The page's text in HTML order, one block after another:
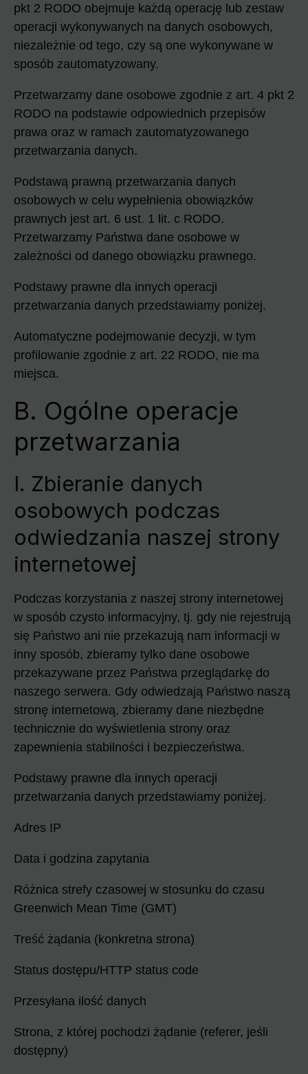
pkt 2 RODO obejmuje każdą operację lub zestaw
operacji wykonywanych na danych osobowych,
niezależnie od tego, czy są one wykonywane w
sposób zautomatyzowany.
Przetwarzamy dane osobowe zgodnie z art. 4 pkt 2
RODO na podstawie odpowiednich przepisów
prawa oraz w ramach zautomatyzowanego
przetwarzania danych.
Podstawą prawną przetwarzania danych
osobowych w celu wypełnienia obowiązków
prawnych jest art. 6 ust. 1 lit. c RODO.
Przetwarzamy Państwa dane osobowe w
zależności od danego obowiązku prawnego.
Podstawy prawne dla innych operacji
przetwarzania danych przedstawiamy poniżej.
Automatyczne podejmowanie decyzji, w tym
profilowanie zgodnie z art. 22 RODO, nie ma
miejsca.
B. Ogólne operacje
przetwarzania
I. Zbieranie danych
osobowych podczas
odwiedzania naszej strony
internetowej
Podczas korzystania z naszej strony internetowej
w sposób czysto informacyjny, tj. gdy nie rejestrują
się Państwo ani nie przekazują nam informacji w
inny sposób, zbieramy tylko dane osobowe
przekazywane przez Państwa przeglądarkę do
naszego serwera. Gdy odwiedzają Państwo naszą
stronę internetową, zbieramy dane niezbędne
technicznie do wyświetlenia strony oraz
zapewnienia stabilności i bezpieczeństwa.
Podstawy prawne dla innych operacji
przetwarzania danych przedstawiamy poniżej.
Adres IP
Data i godzina zapytania
Różnica strefy czasowej w stosunku do czasu
Greenwich Mean Time (GMT)
Treść żądania (konkretna strona)
Status dostępu/HTTP status code
Przesyłana ilość danych
Strona, z której pochodzi żądanie (referer, jeśli
dostępny)